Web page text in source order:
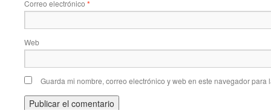
Correo electrónico *
Web
Guarda mi nombre, correo electrónico y web en este navegador para